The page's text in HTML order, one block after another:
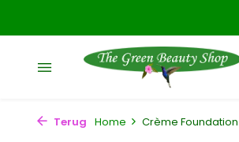
Terug Home Crème Foundation